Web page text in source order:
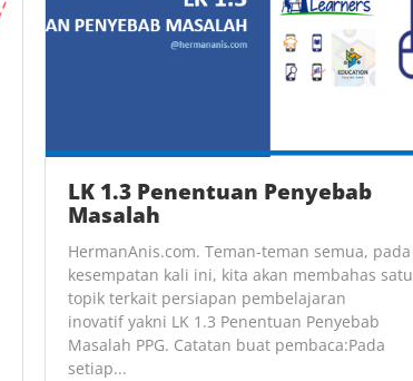
LK 1.3 Penentuan Penyebab
Masalah
HermanAnis.com. Teman-teman semua, pada
kesempatan kali ini, kita akan membahas satu
topik terkait persiapan pembelajaran
inovatif yakni LK 1.3 Penentuan Penyebab
Masalah PPG. Catatan buat pembaca:Pada
setiap...